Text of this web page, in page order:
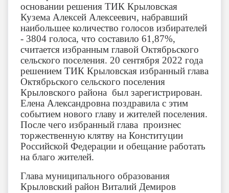
основании решения ТИК Крыловская
Кузема Алексей Алексеевич, набравший
наибольшее количество голосов избирателей
- 3804 голоса, что составило 61,87%,
считается избранным главой Октябрьского
сельского поселения. 20 сентября 2022 года
решением ТИК Крыловская избранный глава
Октябрьского сельского поселения
Крыловского района был зарегистрирован.
Елена Александровна поздравила с этим
событием нового главу и жителей поселения.
После чего избранный глава произнес
торжественную клятву на Конституции
Российской Федерации и обещание работать
на благо жителей.
Глава муниципального образования
Крыловский район Виталий Демиров